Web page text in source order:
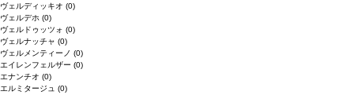
ヴェルディッキオ (0)
ヴェルデホ (0)
ヴェルドゥッツォ (0)
ヴェルナッチャ (0)
ヴェルメンティーノ (0)
エイレンフェルザー (0)
エナンチオ (0)
エルミタージュ (0)